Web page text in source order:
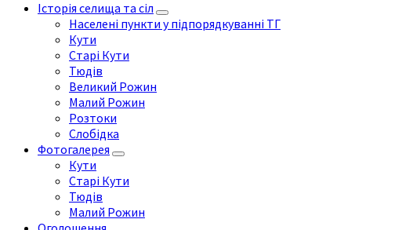
Історія селища та сіл
Населені пункти у підпорядкуванні ТГ
Кути
Старі Кути
Тюдів
Великий Рожин
Малий Рожин
Розтоки
Слобідка
Фотогалерея
Кути
Старі Кути
Тюдів
Малий Рожин